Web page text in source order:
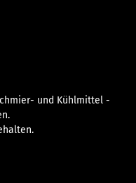
und Kühlmittel -